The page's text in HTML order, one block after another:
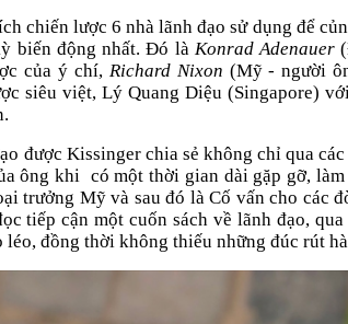
chiến lược 6 nhà lãnh đạo sử dụng để
biến động nhất. Đó là Konrad Adenauer
của ý chí, Richard Nixon (Mỹ - người
siêu việt, Lý Quang Diệu (Singapore)
được Kissinger chia sẻ không chỉ qua
ông khi có một thời gian dài gặp gỡ,
trưởng Mỹ và sau đó là Cố vấn cho các
tiếp cận một cuốn sách về lãnh đạo,
đồng thời không thiếu những đúc rút